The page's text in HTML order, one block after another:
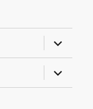
almenü
almenü